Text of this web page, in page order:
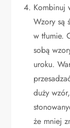
Kombinuj
Wzory są
w tłumie.
sobą
uroku.
duży
że mniej